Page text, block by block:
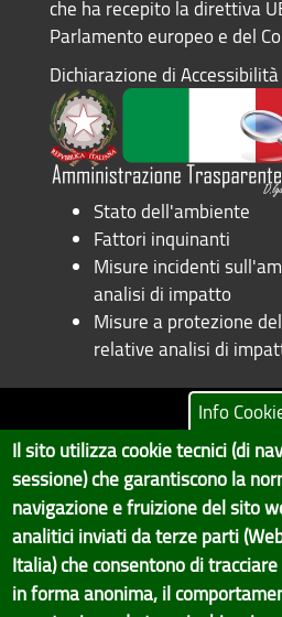
che ha recepito la direttiva
Parlamento europeo e del
Dichiarazione di Accessibilità
Stato dell'ambiente
Fattori inquinanti
Misure incidenti
analisi di impatto
Misure a protezione
relative analisi di
Copyright © 2017 Città
80007350103
Il Portale è gestito dal Servizio Sistemi
GenovaMetropoli
Info
Il sito utilizza cookie tecnici (di
sessione) che garantiscono la
navigazione e fruizione del sito
analitici inviati da terze parti
Italia) che consentono di
in forma anonima, il